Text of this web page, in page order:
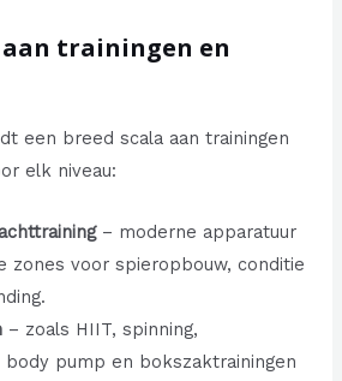
trainingen en
een breed scala aan trainingen
elk niveau:
– moderne apparatuur
zones voor spieropbouw, conditie
– zoals HIIT, spinning,
body pump en bokszaktrainingen